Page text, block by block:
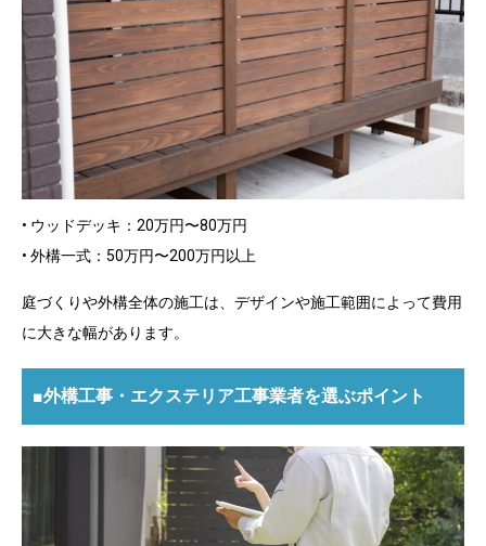
• ウッドデッキ：20万円〜80万円
• 外構一式：50万円〜200万円以上
庭づくりや外構全体の施工は、デザインや施工範囲によって費用
に大きな幅があります。
■外構工事・エクステリア工事業者を選ぶポイント